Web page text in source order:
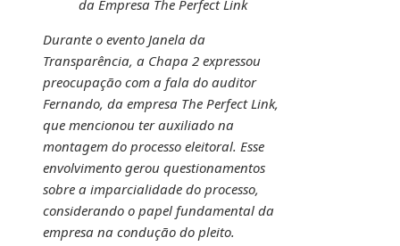
da Empresa The Perfect Link
Durante o evento Janela da
Transparência, a Chapa 2 expressou
preocupação com a fala do auditor
Fernando, da empresa The Perfect Link,
que mencionou ter auxiliado na
montagem do processo eleitoral. Esse
envolvimento gerou questionamentos
sobre a imparcialidade do processo,
considerando o papel fundamental da
empresa na condução do pleito.